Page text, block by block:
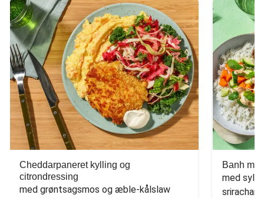
Cheddarpaneret kylling og
citrondressing
med grøntsagsmos og æble-kålslaw
Banh mi-
med